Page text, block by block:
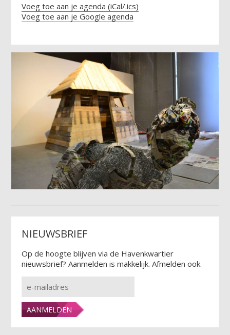
Voeg toe aan je agenda (iCal/.ics)
Voeg toe aan je Google agenda
NIEUWSBRIEF
Op de hoogte blijven via de Havenkwartier
nieuwsbrief? Aanmelden is makkelijk. Afmelden ook.